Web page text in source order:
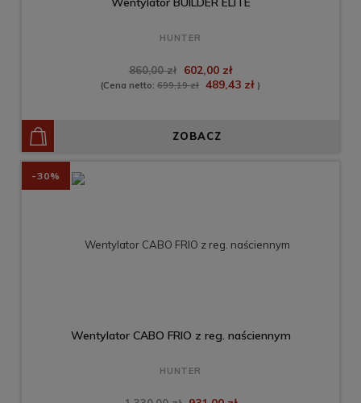
HUNTER
860,00 zł 602,00 zł
(Cena netto: 699,19 zł 489,43 zł )
ZOBACZ
Wentylator CABO FRIO z reg. naściennym
HUNTER
-30%